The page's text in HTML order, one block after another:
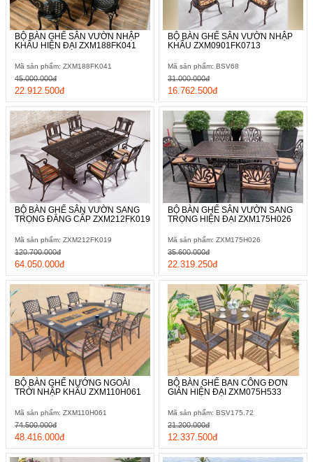
BỘ BÀN GHẾ SÂN VƯỜN NHẬP
KHẨU HIỆN ĐẠI ZXM188FK041
Mã sản phẩm: ZXM188FK041
22.912.500đ
45.000.000đ
BỘ BÀN GHẾ SÂN VƯỜN NHẬP
KHẨU ZXM0901FK0713
Mã sản phẩm: BSV68
16.762.500đ
31.000.000đ
BỘ BÀN GHẾ SÂN VƯỜN SANG
TRỌNG ĐẲNG CẤP ZXM212FK019
Mã sản phẩm: ZXM212FK019
64.050.000đ
120.700.000đ
BỘ BÀN GHẾ SÂN VƯỜN SANG
TRỌNG HIỆN ĐẠI ZXM175H026
Mã sản phẩm: ZXM175H026
22.319.250đ
35.600.000đ
BỘ BÀN GHẾ NƯỚNG NGOÀI
TRỜI NHẬP KHẨU ZXM110H061
Mã sản phẩm: ZXM110H061
48.416.000đ
74.500.000đ
BỘ BÀN GHẾ BAN CÔNG ĐƠN
GIẢN HIỆN ĐẠI ZXM075H533
Mã sản phẩm: BSV175.72
12.337.500đ
21.200.000đ